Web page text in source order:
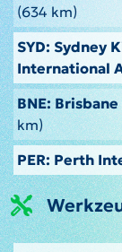
(634 km)
SYD: Sydney
International
BNE:
km)
PER: Perth